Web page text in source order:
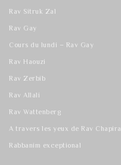
Rav Sitruk Zal
Rav Gay
Cours du lundi – Rav Gay
Rav Haouzi
Rav Zerbib
Rav Allali
Rav Wattenberg
A travers les yeux de Rav Chapira
Rabbanim exceptional